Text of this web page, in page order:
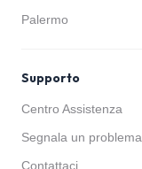
Palermo
Supporto
Centro Assistenza
Segnala un problema
Contattaci